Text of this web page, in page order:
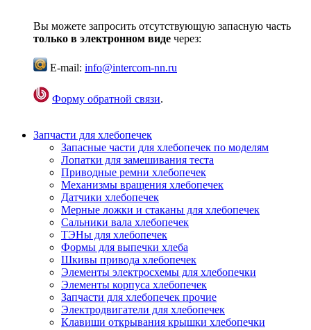
Вы можете запросить отсутствующую запасную часть
только в электронном виде через:
E-mail: info@intercom-nn.ru
Форму обратной связи.
Запчасти для хлебопечек
Запасные части для хлебопечек по моделям
Лопатки для замешивания теста
Приводные ремни хлебопечек
Механизмы вращения хлебопечек
Датчики хлебопечек
Мерные ложки и стаканы для хлебопечек
Сальники вала хлебопечек
ТЭНы для хлебопечек
Формы для выпечки хлеба
Шкивы привода хлебопечек
Элементы электросхемы для хлебопечки
Элементы корпуса хлебопечек
Запчасти для хлебопечек прочие
Электродвигатели для хлебопечек
Клавиши открывания крышки хлебопечки